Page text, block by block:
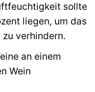
sollte
liegen, um das
verhindern.
an einem
Wein